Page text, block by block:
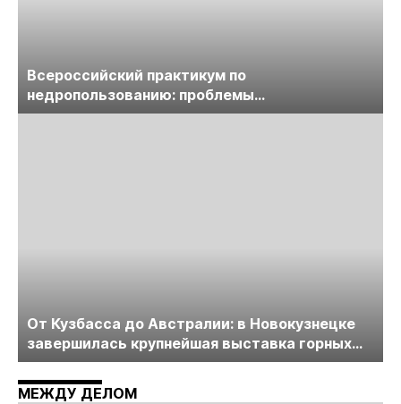
Всероссийский практикум по
недропользованию: проблемы
лицензирования, цифровизации, экспертизы
От Кузбасса до Австралии: в Новокузнецке
завершилась крупнейшая выставка горных
технологий «Недра России. Уголь России и
Майнинг»
МЕЖДУ ДЕЛОМ